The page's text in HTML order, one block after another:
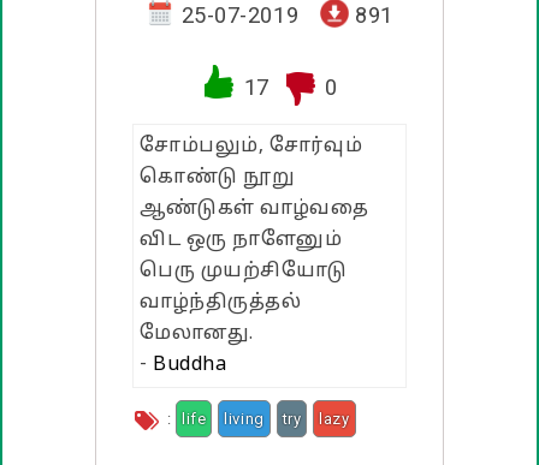
வாழ்த்து பொன்மொழிகள்
பண்டிகை வாழ்த்துக்கள்
25-07-2019 891
17 0
சோம்பலும், சோர்வும்
கொண்டு நூறு
ஆண்டுகள் வாழ்வதை
விட ஒரு நாளேனும்
பெரு முயற்சியோடு
வாழ்ந்திருத்தல்
மேலானது.
- Buddha
: life living try lazy